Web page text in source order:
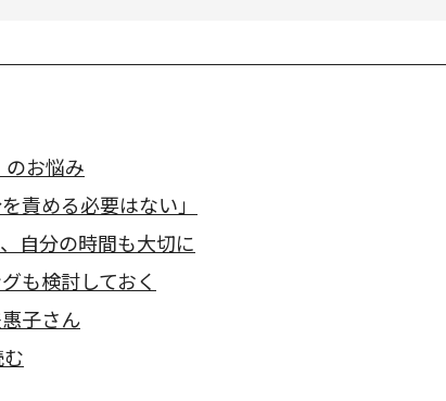
お悩み
責める必要はない」
自分の時間も大切に
も検討しておく
子さん